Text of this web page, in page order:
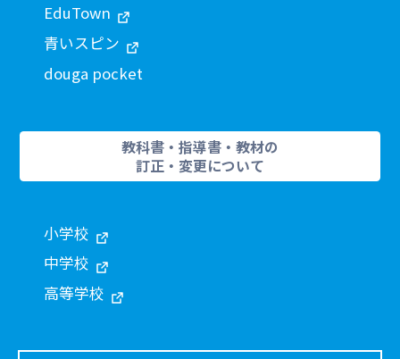
EduTown
青いスピン
douga pocket
教科書・指導書・教材の
訂正・変更について
小学校
中学校
高等学校